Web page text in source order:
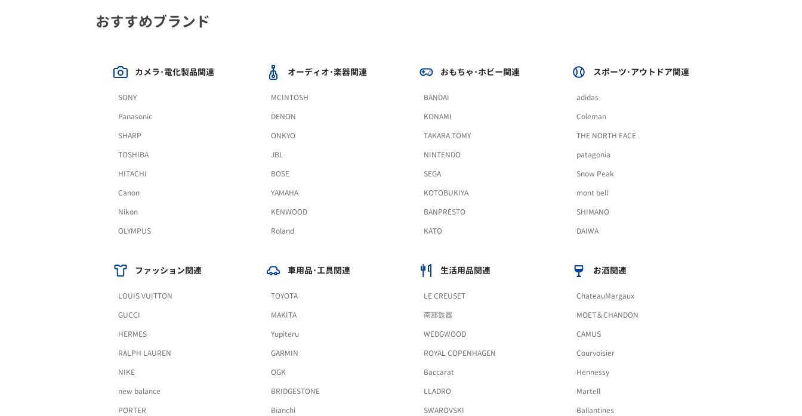
おすすめブランド
カメラ･電化製品関連
SONY
Panasonic
SHARP
TOSHIBA
HITACHI
Canon
Nikon
OLYMPUS
オーディオ･楽器関連
MCINTOSH
DENON
ONKYO
JBL
BOSE
YAMAHA
KENWOOD
Roland
おもちゃ･ホビー関連
BANDAI
KONAMI
TAKARA TOMY
NINTENDO
SEGA
KOTOBUKIYA
BANPRESTO
KATO
スポーツ･アウトドア関連
adidas
Coleman
THE NORTH FACE
patagonia
Snow Peak
mont bell
SHIMANO
DAIWA
ファッション関連
LOUIS VUITTON
GUCCI
HERMES
RALPH LAUREN
NIKE
new balance
PORTER
車用品･工具関連
TOYOTA
MAKITA
Yupiteru
GARMIN
OGK
BRIDGESTONE
Bianchi
生活用品関連
LE CREUSET
南部鉄器
WEDGWOOD
ROYAL COPENHAGEN
Baccarat
LLADRO
SWAROVSKI
お酒関連
ChateauMargaux
MOET＆CHANDON
CAMUS
Courvoisier
Hennessy
Martell
Ballantines